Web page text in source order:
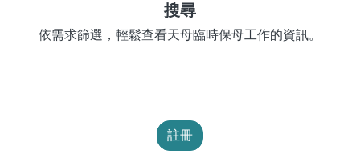
搜尋
依需求篩選，輕鬆查看天母臨時保母工作的資訊。
註冊